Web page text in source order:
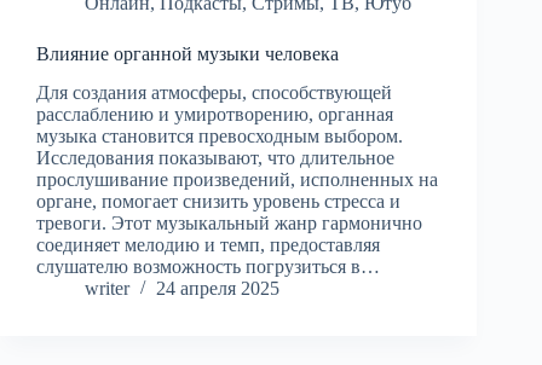
Влияние органной музыки человека
Для создания атмосферы, способствующей
расслаблению и умиротворению, органная
музыка становится превосходным выбором.
Исследования показывают, что длительное
прослушивание произведений, исполненных на
органе, помогает снизить уровень стресса и
тревоги. Этот музыкальный жанр гармонично
соединяет мелодию и темп, предоставляя
слушателю возможность погрузиться в…
writer
24 апреля 2025